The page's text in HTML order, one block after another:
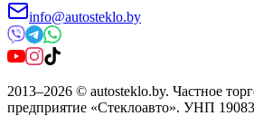
info@autosteklo.by
2013–2026 © autosteklo.by. Частное
предприятие «Стеклоавто». УНП